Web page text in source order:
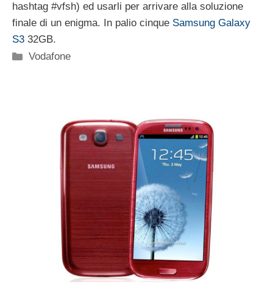
hashtag #vfsh) ed usarli per arrivare alla soluzione
finale di un enigma. In palio cinque Samsung Galaxy
S3 32GB.
Categorie
Vodafone